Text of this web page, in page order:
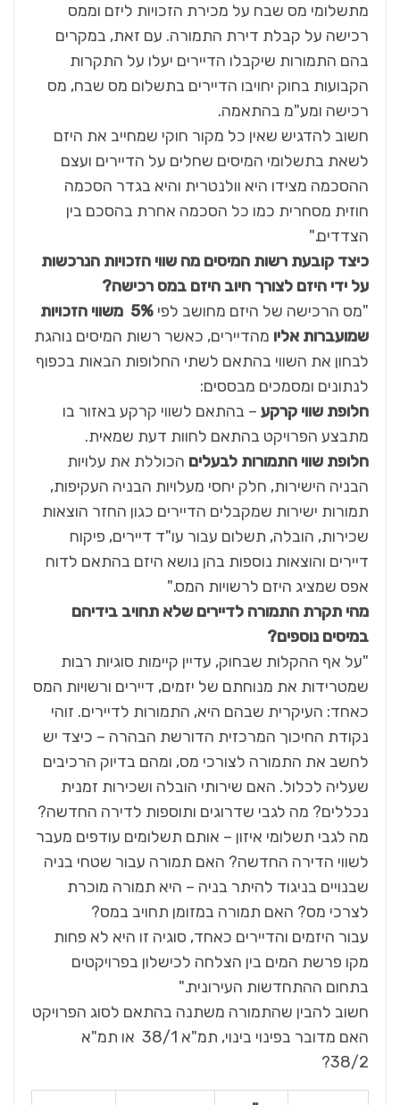
מתשלומי מס שבח על מכירת הזכויות ליזם וממס
רכישה על קבלת דירת התמורה. עם זאת, במקרים
בהם התמורות שיקבלו הדיירים יעלו על התקרות
הקבועות בחוק יחויבו הדיירים בתשלום מס שבח, מס
רכישה ומע"מ בהתאמה.
חשוב להדגיש שאין כל מקור חוקי שמחייב את היזם
לשאת בתשלומי המיסים שחלים על הדיירים ועצם
ההסכמה מצידו היא וולנטרית והיא בגדר הסכמה
חוזית מסחרית כמו כל הסכמה אחרת בהסכם בין
הצדדים."
כיצד קובעת רשות המיסים מה שווי הזכויות הנרכשות
על ידי היזם לצורך חיוב היזם במס רכישה?
"מס הרכישה של היזם מחושב לפי 5% משווי הזכויות
שמועברות אליו מהדיירים, כאשר רשות המיסים נוהגת
לבחון את השווי בהתאם לשתי החלופות הבאות בכפוף
לנתונים ומסמכים מבססים:
חלופת שווי קרקע – בהתאם לשווי קרקע באזור בו
מתבצע הפרויקט בהתאם לחוות דעת שמאית.
חלופת שווי התמורות לבעלים הכוללת את עלויות
הבניה הישירות, חלק יחסי מעלויות הבניה העקיפות,
תמורות ישירות שמקבלים הדיירים כגון החזר הוצאות
שכירות, הובלה, תשלום עבור עו"ד דיירים, פיקוח
דיירים והוצאות נוספות בהן נושא היזם בהתאם לדוח
אפס שמציג היזם לרשויות המס."
מהי תקרת התמורה לדיירים שלא תחויב בידיהם
במיסים נוספים?
"על אף ההקלות שבחוק, עדיין קיימות סוגיות רבות
שמטרידות את מנוחתם של יזמים, דיירים ורשויות המס
כאחד: העיקרית שבהם היא, התמורות לדיירים. זוהי
נקודת החיכוך המרכזית הדורשת הבהרה – כיצד יש
לחשב את התמורה לצורכי מס, ומהם בדיוק הרכיבים
שעליה לכלול. האם שירותי הובלה ושכירות זמנית
נכללים? מה לגבי שדרוגים ותוספות לדירה החדשה?
מה לגבי תשלומי איזון – אותם תשלומים עודפים מעבר
לשווי הדירה החדשה? האם תמורה עבור שטחי בניה
שבנויים בניגוד להיתר בניה – היא תמורה מוכרת
לצרכי מס? האם תמורה במזומן תחויב במס?
עבור היזמים והדיירים כאחד, סוגיה זו היא לא פחות
מקו פרשת המים בין הצלחה לכישלון בפרויקטים
בתחום ההתחדשות העירונית."
חשוב להבין שהתמורה משתנה בהתאם לסוג הפרויקט
האם מדובר בפינוי בינוי, תמ"א 38/1 או תמ"א
38/2?